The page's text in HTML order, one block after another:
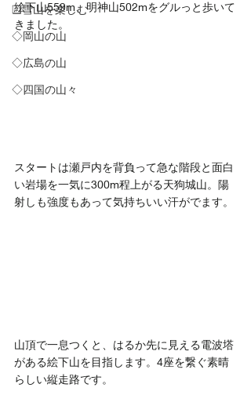
❑雪山を楽しむ
◇岡山の山
◇広島の山
◇四国の山々
絵下山559m、明神山502mをグルっと歩いて
きました。
スタートは瀬戸内を背負って急な階段と面白
い岩場を一気に300m程上がる天狗城山。陽
射しも強度もあって気持ちいい汗がでます。
山頂で一息つくと、はるか先に見える電波塔
がある絵下山を目指します。4座を繋ぐ素晴
らしい縦走路です。